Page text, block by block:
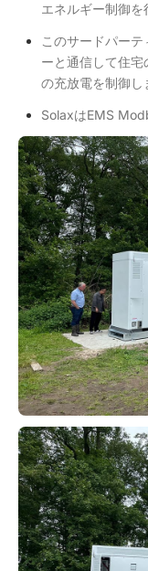
エネルギー制御を
このサードパー
ーと通信して住
の充放電を制御し
SolaxはEMS